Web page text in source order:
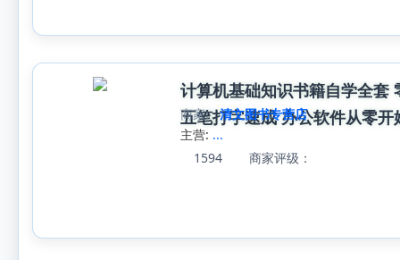
计算机基础知识书籍自学全套
五笔打字速成 办公软件从零开
商家:
清文图书专营店
主营: ...
1594
商家评级：